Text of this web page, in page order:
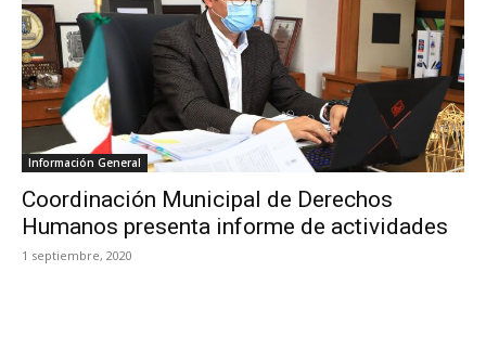
Información General
Coordinación Municipal de Derechos
Humanos presenta informe de actividades
1 septiembre, 2020